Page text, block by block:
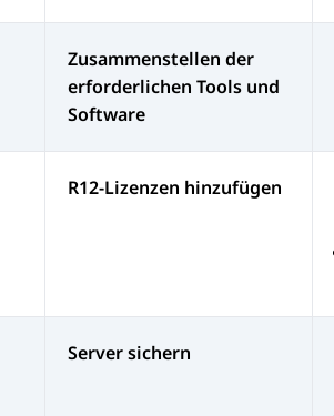
Zusammenstellen der
erforderlichen Tools und
Software
R12-Lizenzen hinzufügen
Server sichern